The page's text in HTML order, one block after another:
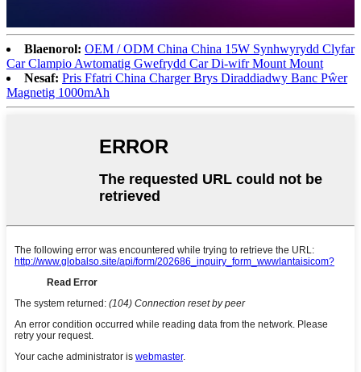
Blaenorol: OEM / ODM China China 15W Synhwyrydd Clyfar
Car Clampio Awtomatig Gwefrydd Car Di-wifr Mount Mount
Nesaf: Pris Ffatri China Charger Brys Diraddiadwy Banc Pŵer
Magnetig 1000mAh